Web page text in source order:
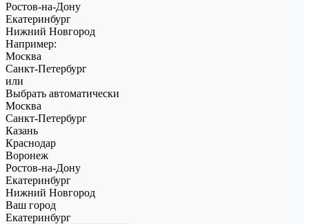
Ростов-на-Дону
Екатеринбург
Нижний Новгород
Например:
Москва
Санкт-Петербург
или
Выбрать автоматически
Москва
Санкт-Петербург
Казань
Краснодар
Воронеж
Ростов-на-Дону
Екатеринбург
Нижний Новгород
Ваш город
Екатеринбург